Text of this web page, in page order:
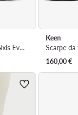
Scarpe da trekking · Nxis Evo Wp 1026880 · Grigio
Keen
160,00€